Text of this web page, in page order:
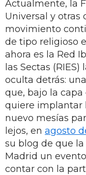
Actualmente, la
Universal y otras
movimiento
de tipo religioso
ahora es la Red
las Sectas
oculta detrás:
que, bajo la
quiere implantar
nuevo mesías
lejos, en agosto
su blog de que
Madrid un
contar con la